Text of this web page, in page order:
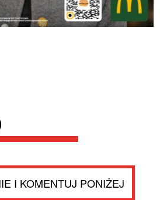
I KOMENTUJ PONIŻEJ